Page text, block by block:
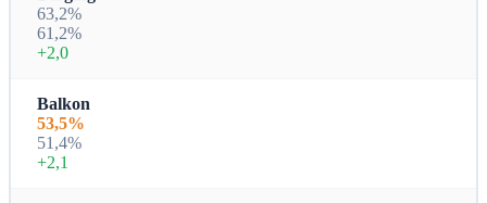
63,2%
61,2%
+2,0
Balkon
53,5%
51,4%
+2,1